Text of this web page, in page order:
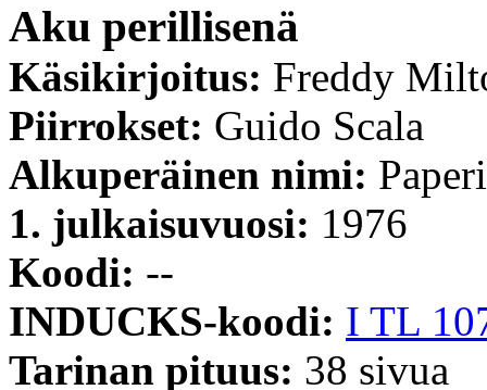
Aku perillisenä
Käsikirjoitus: Freddy
Piirrokset: Guido Scala
Alkuperäinen nimi:
1. julkaisuvuosi: 1976
Koodi: --
INDUCKS-koodi: I TL
Tarinan pituus: 38 sivua